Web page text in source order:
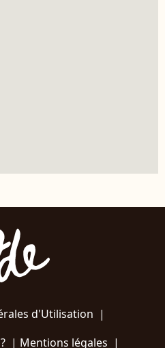
d'Utilisation |
| Mentions légales |